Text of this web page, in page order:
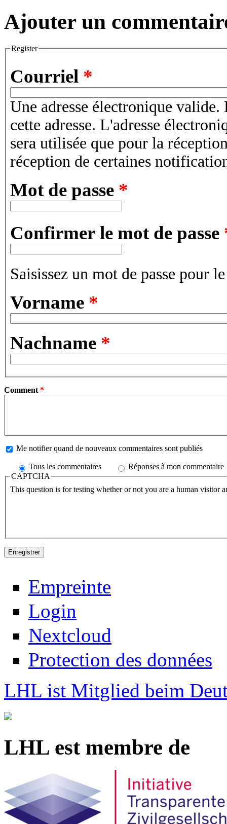
Ajouter un
Register
Courriel *
Une adresse électronique
cette adresse. L'adresse
sera utilisée que pour la
réception de certaines
Mot de passe *
Confirmer le mot de passe
Saisissez un mot de passe pour
Vorname *
Nachname *
Comment*
Me notifier quand de nouveaux commentaires sont publiés
Tous les commentaires
Réponses à mon commentaire
CAPTCHA
This question is for testing whether or not you are a human visitor
Empreinte
Login
Nextcloud
Protection des données
LHL ist Mitglied beim
LHL est membre de